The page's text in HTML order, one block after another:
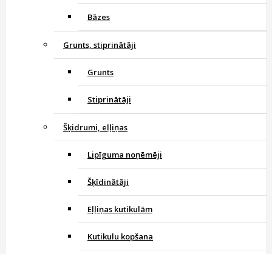
Bāzes
Grunts, stiprinātāji
Grunts
Stiprinātāji
Šķidrumi, eļļiņas
Lipīguma noņēmēji
Šķīdinātāji
Eļļiņas kutikulām
Kutikulu kopšana